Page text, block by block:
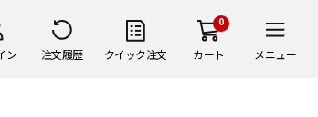
ン 注文履歴 クイック注文
0
カート メニュー